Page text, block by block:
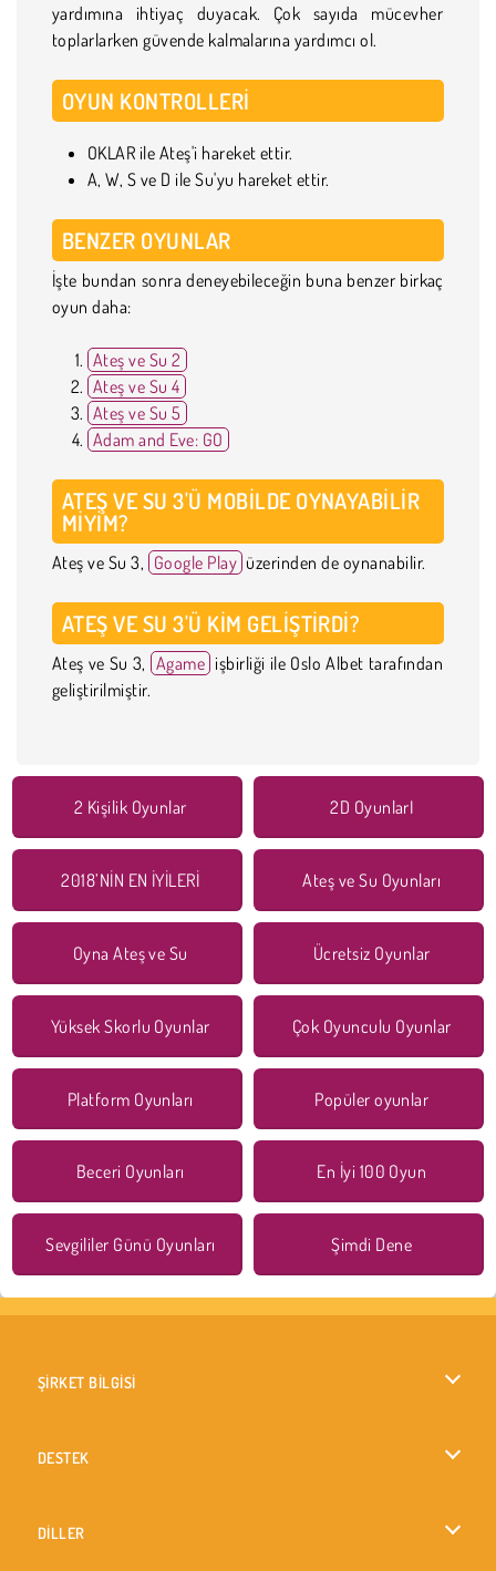
yardımına ihtiyaç duyacak. Çok sayıda mücevher
toplarlarken güvende kalmalarına yardımcı ol.
OYUN KONTROLLERI
OKLAR ile Ateş'i hareket ettir.
A, W, S ve D ile Su'yu hareket ettir.
BENZER OYUNLAR
İşte bundan sonra deneyebileceğin buna benzer birkaç
oyun daha:
Ateş ve Su 2
Ateş ve Su 4
Ateş ve Su 5
Adam and Eve: GO
ATEŞ VE SU 3'Ü MOBILDE OYNAYABILIR
MIYIM?
Ateş ve Su 3, Google Play üzerinden de oynanabilir.
ATEŞ VE SU 3'Ü KIM GELIŞTIRDI?
Ateş ve Su 3, Agame işbirliği ile Oslo Albet tarafından
geliştirilmiştir.
2 Kişilik Oyunlar 2D OyunlarI
2018’NİN EN İYİLERİ Ateş ve Su Oyunları
Oyna Ateş ve Su Ücretsiz Oyunlar
Yüksek Skorlu Oyunlar Çok Oyunculu Oyunlar
Platform Oyunları Popüler oyunlar
Beceri Oyunları En İyi 100 Oyun
Sevgililer Günü Oyunları Şimdi Dene
ŞİRKET BİLGİSİ
DESTEK
DİLLER